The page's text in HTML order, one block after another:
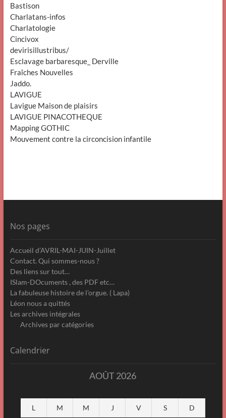
Bastison
Charlatans-infos
Charlatologie
Cincivox
devirisillustribus/
Esclavage barbaresque_ Derville
Fraîches Nouvelles
Jaddo.
LAVIGUE
Lavigue Maison de plaisirs
LAVIGUE PINACOTHEQUE
Mapping GOTHIC
Mouvement contre la circoncision infantile
Nos pages
Accueil d’AVRIL-MAI-JUIN-Juillet
Contact. Qui sommes-nous ?
Des liens sur tout…
ISlam-DOcuments , des PDF etc…
La fabuleuse histoire de l’orgue. ( Lapa)
Léon nous a quittés
Les archives intégrales
Archives par catégories
Calendrier
AOÛT 2026
L M M J V S D